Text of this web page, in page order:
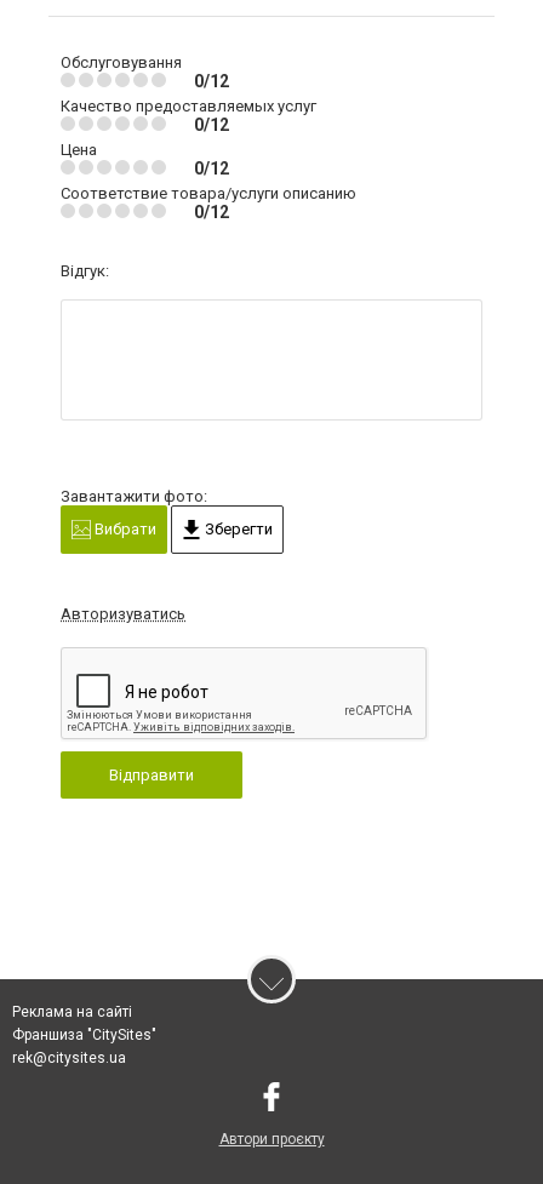
Обслуговування
0/12
Качество предоставляемых услуг
0/12
Цена
0/12
Соответствие товара/услуги описанию
0/12
Відгук:
Завантажити фото:
Вибрати
Зберегти
Авторизуватись
Відправити
Реклама на сайті
Франшиза "CitySites"
rek@citysites.ua
Автори проєкту